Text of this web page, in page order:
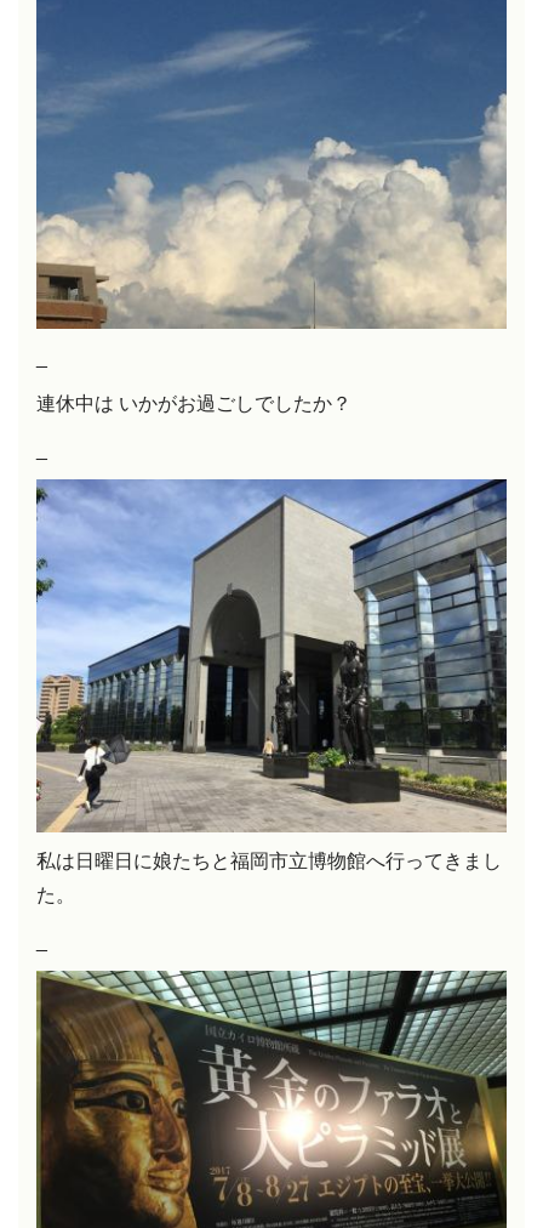
連休中は いかがお過ごしでしたか？
私は日曜日に娘たちと福岡市立博物館へ行ってきまし
た。